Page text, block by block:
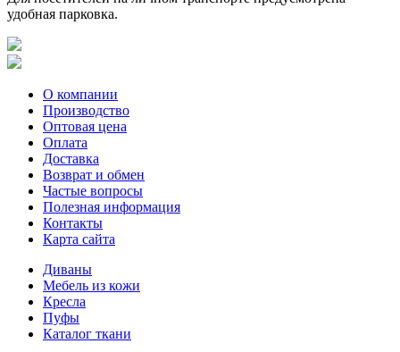
удобная парковка.
О компании
Производство
Оптовая цена
Оплата
Доставка
Возврат и обмен
Частые вопросы
Полезная информация
Контакты
Карта сайта
Диваны
Мебель из кожи
Кресла
Пуфы
Каталог ткани